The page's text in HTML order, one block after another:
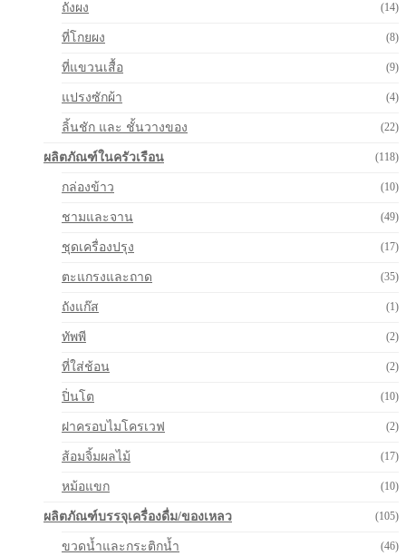
ถังผง (14)
ที่โกยผง (8)
ที่แขวนเสื้อ (9)
แปรงซักผ้า (4)
ลิ้นชัก และ ชั้นวางของ (22)
ผลิตภัณฑ์ในครัวเรือน (118)
กล่องข้าว (10)
ชามและจาน (49)
ชุดเครื่องปรุง (17)
ตะแกรงและถาด (35)
ถังแก๊ส (1)
ทัพพี (2)
ที่ใส่ช้อน (2)
ปิ่นโต (10)
ฝาครอบไมโครเวฟ (2)
ส้อมจิ้มผลไม้ (17)
หม้อแขก (10)
ผลิตภัณฑ์บรรจุเครื่องดื่ม/ของเหลว (105)
ขวดน้ำและกระติกน้ำ (46)